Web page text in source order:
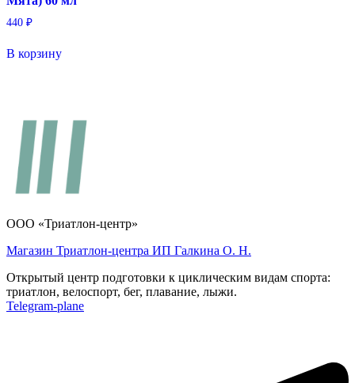
440 ₽
В корзину
ООО «Триатлон-центр»
Магазин Триатлон-центра ИП Галкина О. Н.
Открытый центр подготовки к циклическим видам спорта:
триатлон, велоспорт, бег, плавание, лыжи.
Telegram-plane